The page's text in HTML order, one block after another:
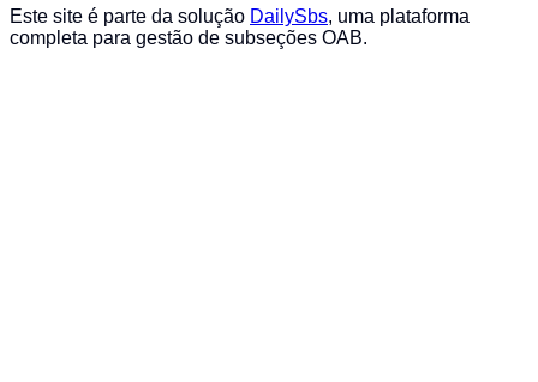
Este site é parte da solução DailySbs, uma plataforma
completa para gestão de subseções OAB.